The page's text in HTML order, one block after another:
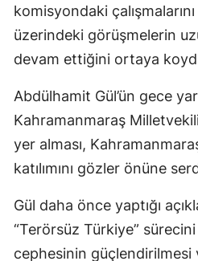
komisyondaki
üzerindeki görüşmelerin
devam ettiğini ortaya
Abdülhamit Gül’ün gece
Kahramanmaraş
yer alması,
katılımını gözler önüne
Gül daha önce yaptığı
“Terörsüz Türkiye”
cephesinin